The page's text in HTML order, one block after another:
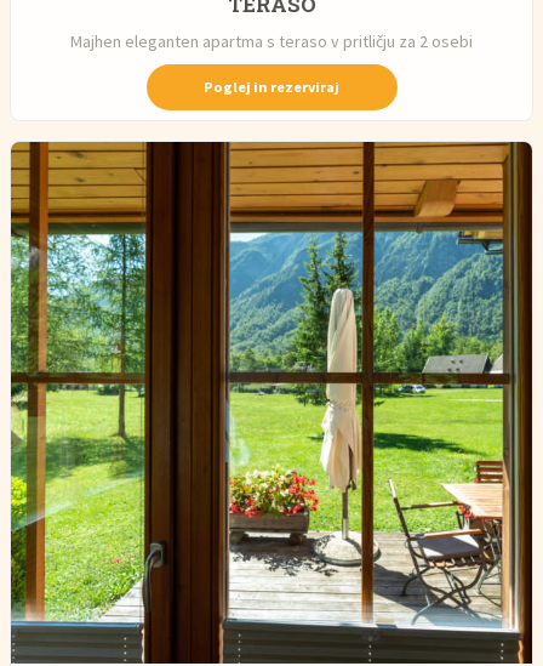
Majhen eleganten apartma s teraso v pritličju za 2 osebi
Poglej in rezerviraj